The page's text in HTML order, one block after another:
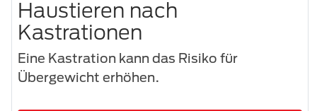
Haustieren nach
Kastrationen
Eine Kastration kann das Risiko für
Übergewicht erhöhen.